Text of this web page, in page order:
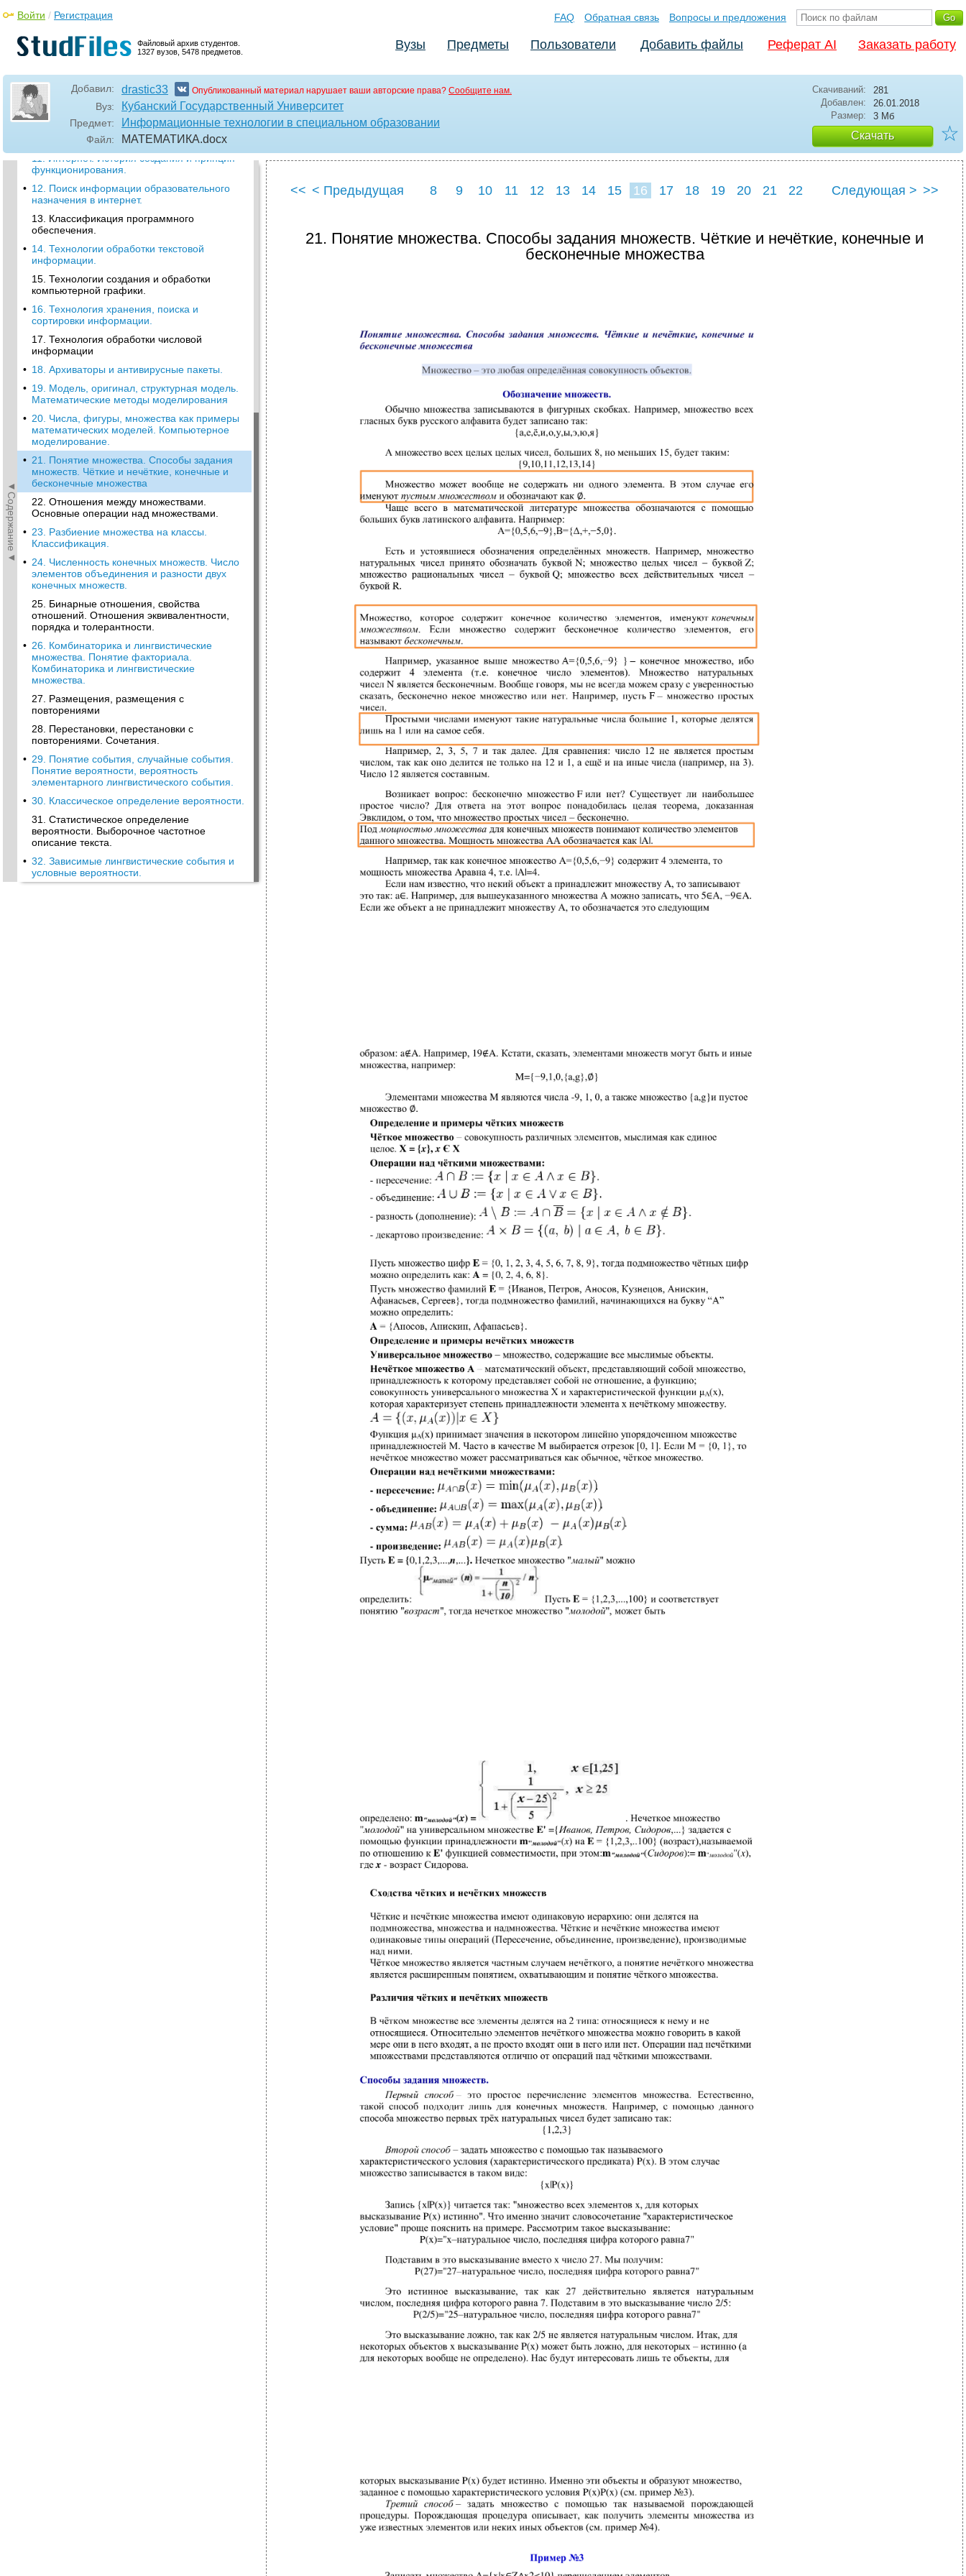
Файловый архив студентов.
1327 вузов, 5478 предметов.
Войти / Регистрация FAQ Обратная связь Вопросы и предложения
Вузы Предметы Пользователи Добавить файлы Реферат AI Заказать работу
Добавил: drastic33 Опубликованный материал нарушает ваши авторские права? Сообщите нам.
Вуз: Кубанский Государственный Университет
Предмет: Информационные технологии в специальном образовании
Файл: МАТЕМАТИКА.docx
Скачиваний:
281
Добавлен:
26.01.2018
Размер:
3 Мб
Скачать ☆
◄Содержание◄
• 7. Базы данных Access: функции и
сортировка
• 8. Базы данных Access. Понятие формы,
• 9. Создание презентаций средствами
PowerPoint.
10. Создание презентаций средствами
Microsoft Office PowerPoint
11. Интернет. История создания и принцип
функционирования.
• 12. Поиск информации образовательного
назначения в интернет.
13. Классификация программного
обеспечения.
• 14. Технологии обработки текстовой
информации.
15. Технологии создания и обработки
компьютерной графики.
• 16. Технология хранения, поиска и
сортировки информации.
17. Технология обработки числовой
информации
• 18. Архиваторы и антивирусные пакеты.
• 19. Модель, оригинал, структурная модель.
Математические методы моделирования
• 20. Числа, фигуры, множества как примеры
математических моделей. Компьютерное
моделирование.
• 21. Понятие множества. Способы задания
множеств. Чёткие и нечёткие, конечные и
бесконечные множества
22. Отношения между множествами.
Основные операции над множествами.
• 23. Разбиение множества на классы.
Классификация.
• 24. Численность конечных множеств. Число
элементов объединения и разности двух
конечных множеств.
25. Бинарные отношения, свойства
отношений. Отношения эквивалентности,
порядка и толерантности.
• 26. Комбинаторика и лингвистические
множества. Понятие факториала.
Комбинаторика и лингвистические
множества.
27. Размещения, размещения с
повторениями
28. Перестановки, перестановки с
повторениями. Сочетания.
• 29. Понятие события, случайные события.
Понятие вероятности, вероятность
элементарного лингвистического события.
• 30. Классическое определение вероятности.
31. Статистическое определение
вероятности. Выборочное частотное
описание текста.
• 32. Зависимые лингвистические события и
условные вероятности.
<< < Предыдущая 8 9 10 11 12 13 14 15 16 17 18 19 20 21 22 Следующая > >>
21. Понятие множества. Способы задания множеств. Чёткие и нечёткие, конечные и
бесконечные множества